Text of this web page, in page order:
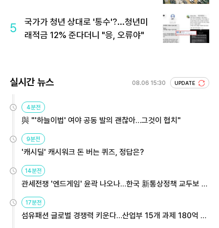
5
국가가 청년 상대로 '통수'?...청년미
래적금 12% 준다더니 "응, 오류야"
실시간 뉴스 08.06 15:30 UPDATE
4분전
與 "'하늘이법' 여야 공동 발의 괜찮아…그것이 협치"
9분전
'캐시딜' 캐시워크 돈 버는 퀴즈, 정답은?
14분전
관세전쟁 '엔드게임' 윤곽 나오나…한국 新통상정책 교두보 활
17분전
섬유패션 글로벌 경쟁력 키운다…산업부 15개 과제 180억 지